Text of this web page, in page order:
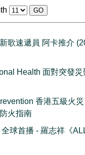
歌速遞員 阿卡推介
Health 面對突發災
香港五級火
火指南
全球首播 - 羅志祥《